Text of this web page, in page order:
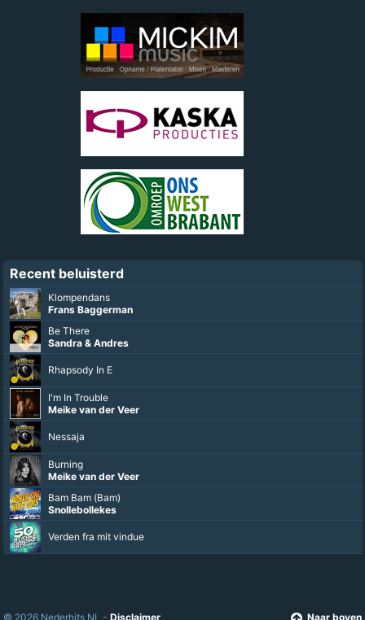
Recent beluisterd
Klompendans
Frans Baggerman
Be There
Sandra & Andres
Rhapsody In E
I'm In Trouble
Meike van der Veer
Nessaja
Burning
Meike van der Veer
Bam Bam (Bam)
Snollebollekes
Verden fra mit vindue
Naar boven
© 2026 Nederhits NL - Disclaimer